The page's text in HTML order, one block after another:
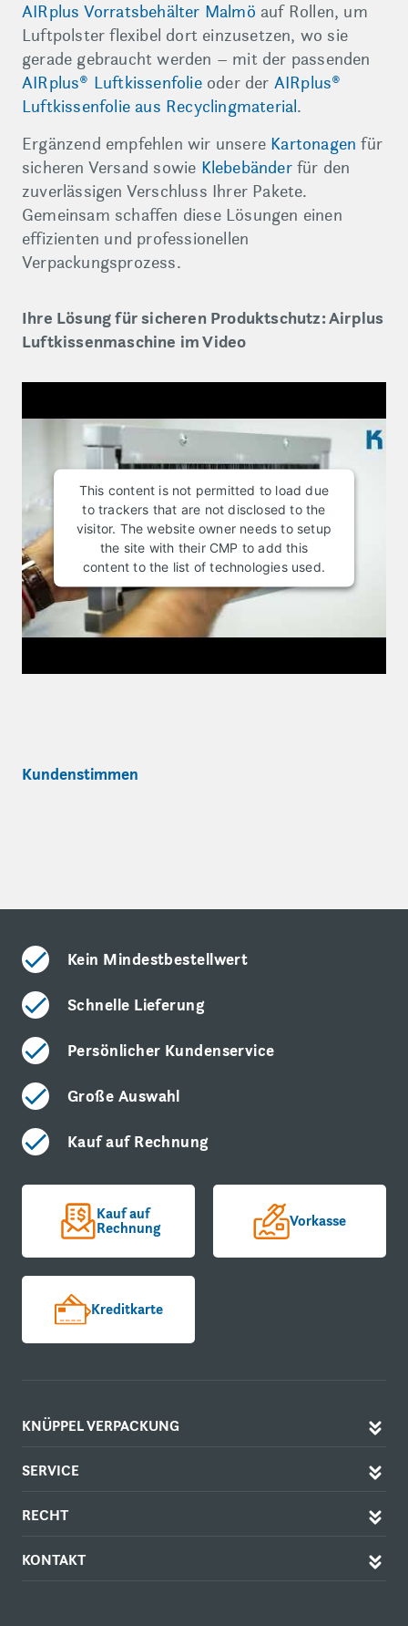
AIRplus Vorratsbehälter Malmö auf Rollen, um
Luftpolster flexibel dort einzusetzen, wo sie
gerade gebraucht werden – mit der passenden
AIRplus® Luftkissenfolieoder der AIRplus®
Luftkissenfolie aus Recyclingmaterial.
Ergänzend empfehlen wir unsere Kartonagenfür
sicheren Versand sowie Klebebänderfür den
zuverlässigen Verschluss Ihrer Pakete.
Gemeinsam schaffen diese Lösungen einen
effizienten und professionellen
Verpackungsprozess.
Ihre Lösung für sicheren Produktschutz: Airplus
Luftkissenmaschine im Video
This content is not permitted to load due
to trackers that are not disclosed to the
visitor. The website owner needs to setup
the site with their CMP to add this
content to the list of technologies used.
Kundenstimmen
Kein Mindestbestellwert
Schnelle Lieferung
Persönlicher Kundenservice
Große Auswahl
Kauf auf Rechnung
Kauf auf
Rechnung Vorkasse
Kreditkarte
KNÜPPEL VERPACKUNG
SERVICE
RECHT
KONTAKT